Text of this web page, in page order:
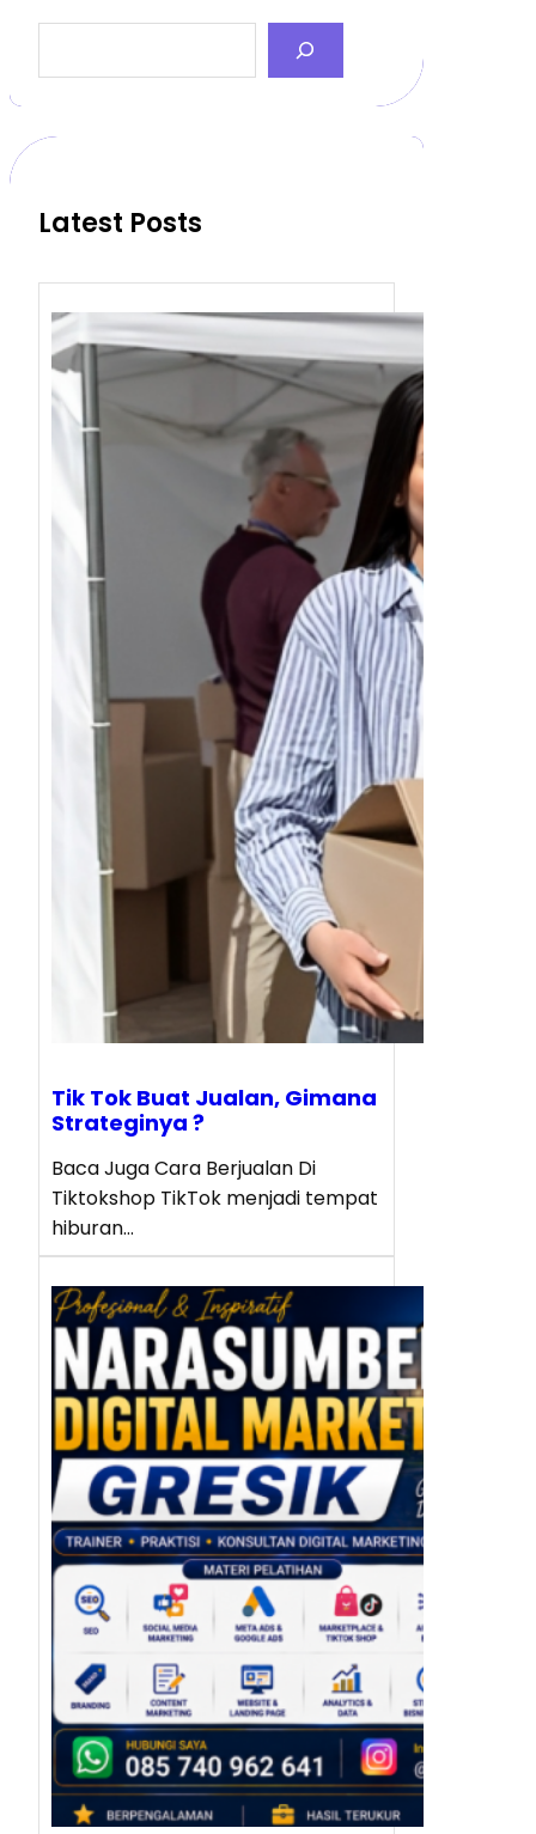
a
c
Latest Posts
Tik Tok Buat Jualan, Gimana
Strateginya ?
Baca Juga Cara Berjualan Di
Tiktokshop TikTok menjadi tempat
hiburan…